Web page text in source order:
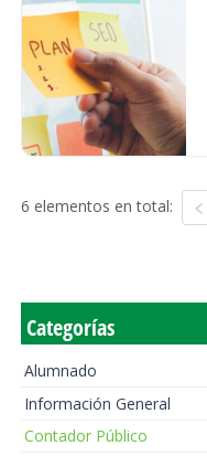
6 elementos en total:
Categorías
Alumnado
Información General
Contador Público